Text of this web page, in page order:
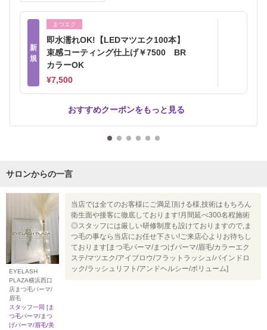
新
規
まつエク
即水濡れOK!【LEDマツエク100本】
束感コーティング仕上げ￥7500 BR
カラーOK
¥7,500
おすすめクーポンをもっと見る
サロンからの一言
EYELASH
PLAZA横浜西口
店まつ毛パーマ/
眉毛
スタッフ一同 [ま
つ毛パーマ/まつ
げパーマ/眉毛/美
当店では全てのお客様にご満足頂ける様,技術はもちろん
衛生面や接客に徹底しております!月間延べ300名程施術
◎スタッフには厳しい研修制度も設けておりますので,ま
つ毛の事なら当店にお任せ下さい!ご来店心よりお待ちし
ております[まつ毛パーマ/まつげパーマ/眉毛/カラーエク
ステ/マツエク/アイブロウ/フラットラッシュ/バインドロ
ック/ラッシュリフト/アンドヘルシー/ボリューム]